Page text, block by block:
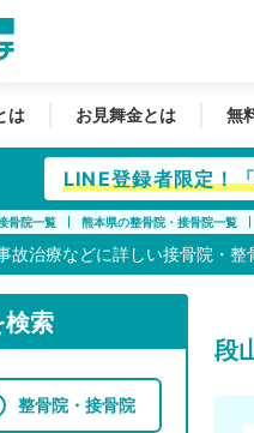
は お見舞金とは 無
LINE登録者限定！
骨院一覧 熊本県の整骨院・接骨院一覧
故治療などに詳しい接骨院・整
検索
整骨院・接骨院
段